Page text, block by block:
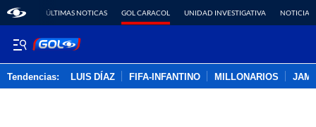
ÚLTIMAS NOTICAS GOL CARACOL UNIDAD INVESTIGATIVA NOTICIAS
Tendencias: LUIS DÍAZ FIFA-INFANTINO MILLONARIOS